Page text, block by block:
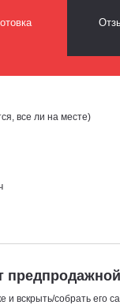
все ли на месте)
и вскрыть/собрать его